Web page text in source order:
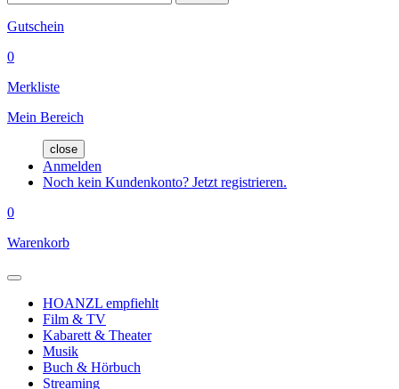
Gutschein
0
Merkliste
Mein Bereich
close
Anmelden
Noch kein Kundenkonto? Jetzt registrieren.
0
Warenkorb
HOANZL empfiehlt
Film & TV
Kabarett & Theater
Musik
Buch & Hörbuch
Streaming